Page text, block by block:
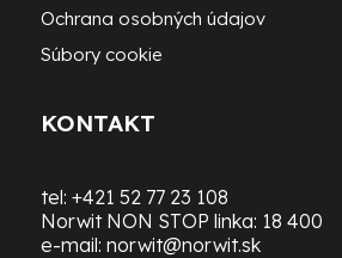
Ochrana osobných údajov
Súbory cookie
KONTAKT
tel: +421 52 77 23 108
Norwit NON STOP linka: 18 400
e-mail: norwit@norwit.sk